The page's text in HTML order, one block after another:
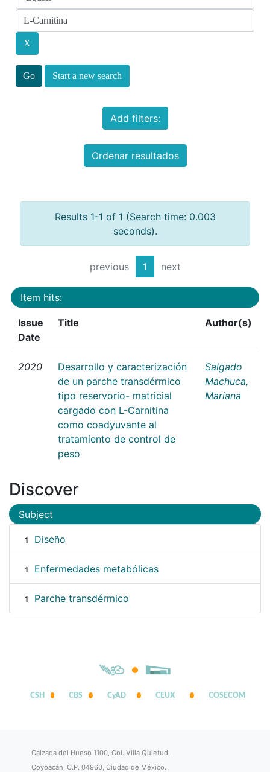
Start a new search
Add filters:
Ordenar resultados
Results 1-1 of 1 (Search time: 0.003
seconds).
previous 1 next
Item hits:
Issue
Date
Title Author(s)
2020
Desarrollo y caracterización
de un parche transdérmico
tipo reservorio- matricial
cargado con L-Carnitina
como coadyuvante al
tratamiento de control de
peso
Salgado
Machuca,
Mariana
Discover
Subject
1 Diseño
1 Enfermedades metabólicas
1 Parche transdérmico
CSH CBS CyAD CEUX COSECOM
Calzada del Hueso 1100, Col. Villa Quietud,
Coyoacán, C.P. 04960, Ciudad de México.